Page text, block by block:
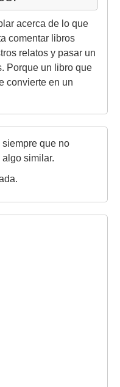
acerca de lo que
comentar libros
relatos y pasar un
Porque un libro que
convierte en un
que no
similar.